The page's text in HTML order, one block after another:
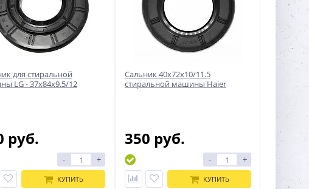
для стиральной
LG - 37x84x9.5/12
руб.
- +
КУПИТЬ
Сальник 40x72x10/11.5
стиральной машины Haier
350 руб.
- +
КУПИТЬ